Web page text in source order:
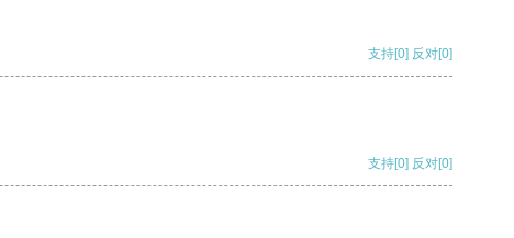
支持[0] 反对[0]
支持[0] 反对[0]